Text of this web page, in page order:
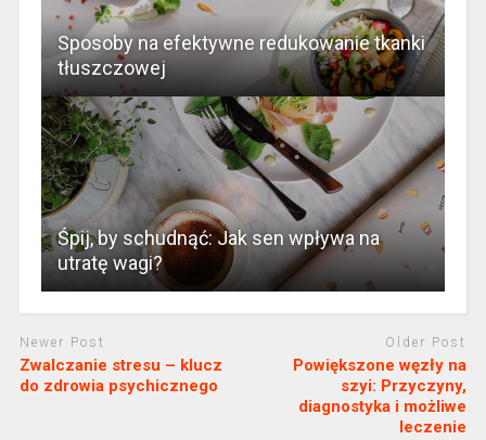
Sposoby na efektywne redukowanie tkanki
tłuszczowej
Śpij, by schudnąć: Jak sen wpływa na
utratę wagi?
Newer Post
Zwalczanie stresu – klucz
do zdrowia psychicznego
Older Post
Powiększone węzły na
szyi: Przyczyny,
diagnostyka i możliwe
leczenie